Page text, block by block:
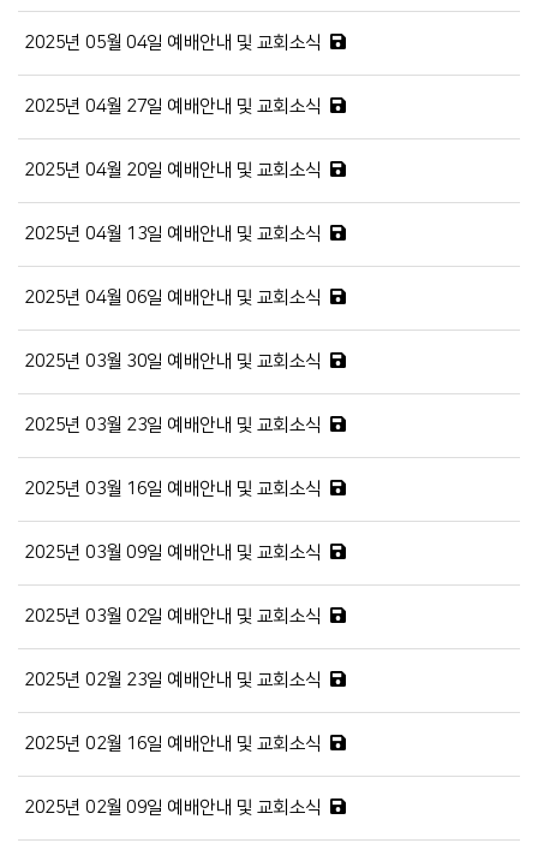
2025년 05월 04일 예배안내 및 교회소식
2025년 04월 27일 예배안내 및 교회소식
2025년 04월 20일 예배안내 및 교회소식
2025년 04월 13일 예배안내 및 교회소식
2025년 04월 06일 예배안내 및 교회소식
2025년 03월 30일 예배안내 및 교회소식
2025년 03월 23일 예배안내 및 교회소식
2025년 03월 16일 예배안내 및 교회소식
2025년 03월 09일 예배안내 및 교회소식
2025년 03월 02일 예배안내 및 교회소식
2025년 02월 23일 예배안내 및 교회소식
2025년 02월 16일 예배안내 및 교회소식
2025년 02월 09일 예배안내 및 교회소식